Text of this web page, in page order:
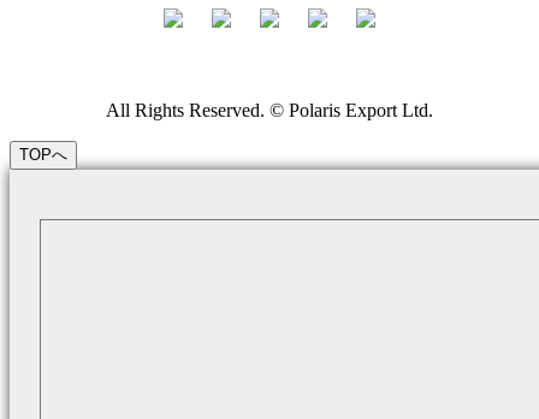
All Rights Reserved. © Polaris Export Ltd.
TOPへ